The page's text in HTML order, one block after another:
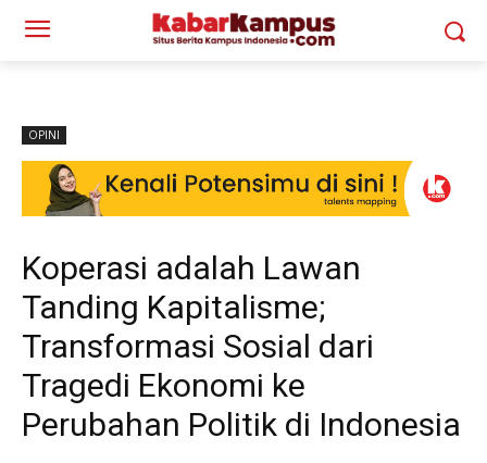
OPINI
Koperasi adalah Lawan
Tanding Kapitalisme;
Transformasi Sosial dari
Tragedi Ekonomi ke
Perubahan Politik di Indonesia